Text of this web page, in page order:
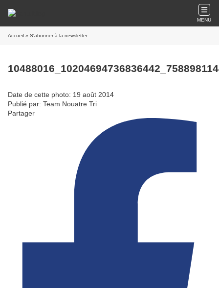
MENU
Accueil » S'abonner à la newsletter
Date de cette photo: 19 août 2014
Publié par: Team Nouatre Tri
Partager